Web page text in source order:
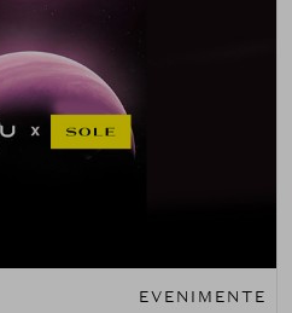
EVENIMENTE